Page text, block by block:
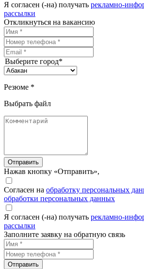
Я согласен (-на) получать рекламно-
рассылки
Откликнуться на вакансию
Выберите город*
Резюме *
Выбрать файл
Отправить
Нажав кнопку «Отправить»,
Согласен на обработку персональных
обработки персональных данных
Я согласен (-на) получать рекламно-
рассылки
Заполните заявку на обратную связь
Отправить